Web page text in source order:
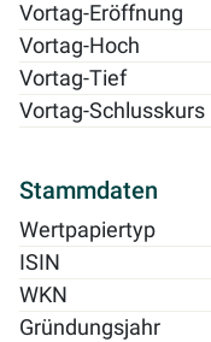
Vortag-Eröffnung
Vortag-Hoch
Vortag-Tief
Vortag-Schlusskurs
Stammdaten
Wertpapiertyp
ISIN
WKN
Gründungsjahr